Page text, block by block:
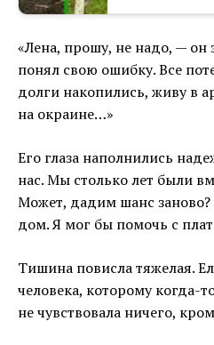
«Лена, прошу, не надо, —
понял свою ошибку. Все
долги накопились, живу в
на окраине…»
Его глаза наполнились
нас. Мы столько лет были
Может, дадим шанс
дом. Я мог бы помочь с
Тишина повисла тяжелая.
человека, которому когда-
не чувствовала ничего,